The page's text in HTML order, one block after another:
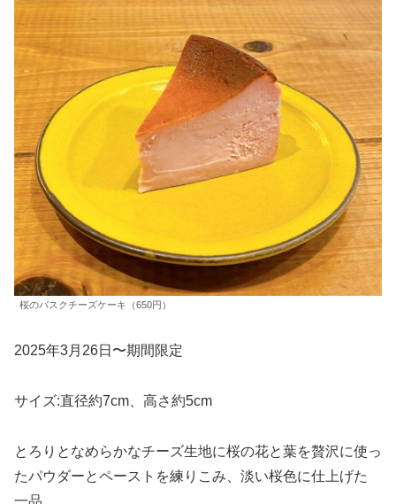
桜のバスクチーズケーキ（650円）
2025年3月26日〜期間限定
サイズ:直径約7cm、高さ約5cm
とろりとなめらかなチーズ生地に桜の花と葉を贅沢に使っ
たパウダーとペーストを練りこみ、淡い桜色に仕上げた
一品。